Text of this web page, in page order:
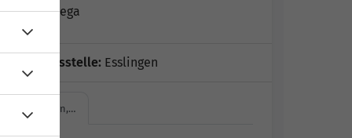
Nicolai Bega
Geschäftsstelle: Esslingen
Esslingen,…